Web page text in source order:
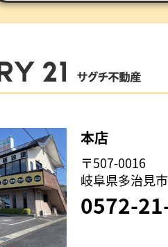
本店
〒507-0016
岐阜県多治見
0572-